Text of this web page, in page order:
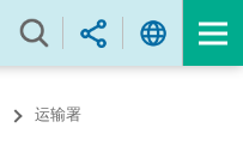
运输署